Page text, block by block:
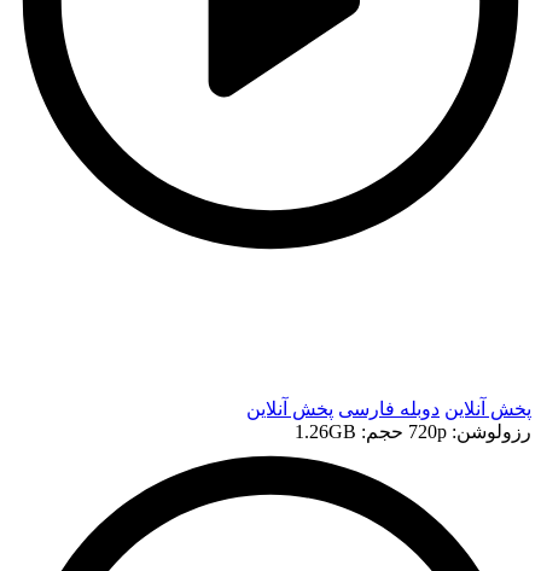
پخش آنلاین دوبله فارسی پخش آنلاین
رزولوشن: 720p
حجم: 1.26GB